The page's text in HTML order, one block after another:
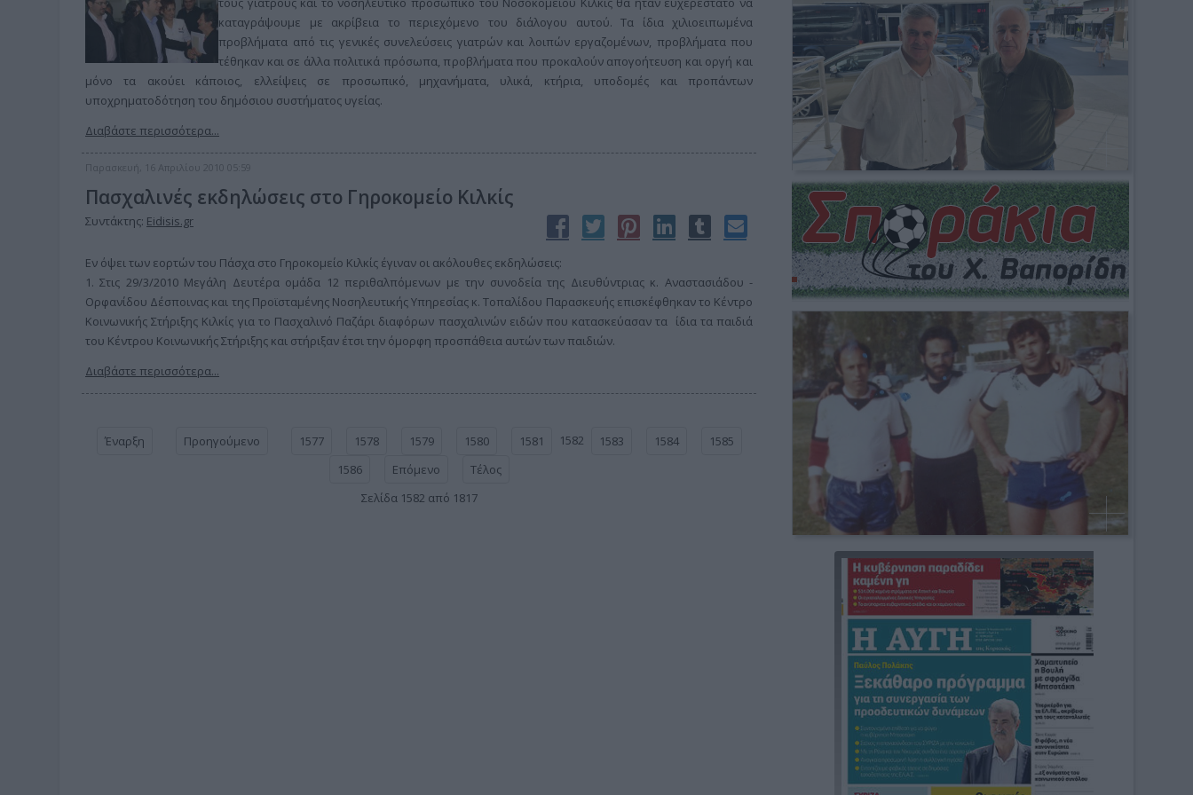
καταγράψουμε με ακρίβεια το περιεχόμενο του διάλογου αυτού. Τα ίδια χιλιοειπωμένα
προβλήματα από τις γενικές συνελεύσεις γιατρών και λοιπών εργαζομένων, προβλήματα που
τέθηκαν και σε άλλα πολιτικά πρόσωπα, προβλήματα που προκαλούν απογοήτευση και οργή και
μόνο τα ακούει κάποιος, ελλείψεις σε προσωπικό, μηχανήματα, υλικά, κτήρια, υποδομές και προπάντων
υποχρηματοδότηση του δημόσιου συστήματος υγείας.
Διαβάστε περισσότερα...
Παρασκευή, 16 Απριλίου 2010 05:59
Πασχαλινές εκδηλώσεις στο Γηροκομείο Κιλκίς
Συντάκτης: Eidisis.gr
Εν όψει των εορτών του Πάσχα στο Γηροκομείο Κιλκίς έγιναν οι ακόλουθες εκδηλώσεις:
1. Στις 29/3/2010 Μεγάλη Δευτέρα ομάδα 12 περιθαλπόμενων με την συνοδεία της Διευθύντριας κ. Αναστασιάδου -
Ορφανίδου Δέσποινας και της Προϊσταμένης Νοσηλευτικής Υπηρεσίας κ. Τοπαλίδου Παρασκευής επισκέφθηκαν το Κέντρο
Κοινωνικής Στήριξης Κιλκίς για το Πασχαλινό Παζάρι διαφόρων πασχαλινών ειδών που κατασκεύασαν τα ίδια τα παιδιά
του Κέντρου Κοινωνικής Στήριξης και στήριξαν έτσι την όμορφη προσπάθεια αυτών των παιδιών.
Διαβάστε περισσότερα...
Έναρξη Προηγούμενο 1577 1578 1579 1580 1581 1582 1583 1584
1585
1586
Επόμενο
Τέλος
Σελίδα 1582 από 1817